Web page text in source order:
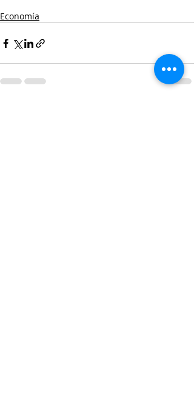
Economía